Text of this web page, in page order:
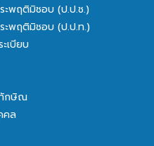
ะพฤติมิชอบ (ป.ป.ช.)
ะพฤติมิชอบ (ป.ป.ท.)
เบียบ
ทักษิณ
คล